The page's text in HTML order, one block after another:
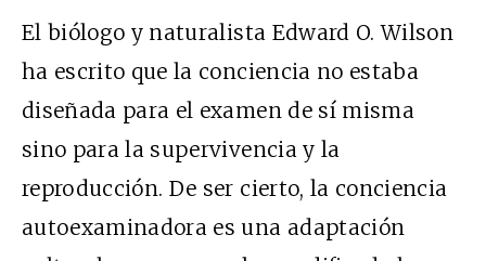
El biólogo y naturalista Edward O. Wilson
ha escrito que la conciencia no estaba
diseñada para el examen de sí misma
sino para la supervivencia y la
reproducción. De ser cierto, la conciencia
autoexaminadora es una adaptación